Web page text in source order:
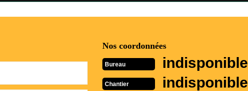
Nos coordonnées
Bureau indisponible
Chantier indisponible